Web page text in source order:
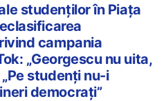
studenților în Piața
campania
„Georgescu nu uita,
studenți nu-i
democrați”